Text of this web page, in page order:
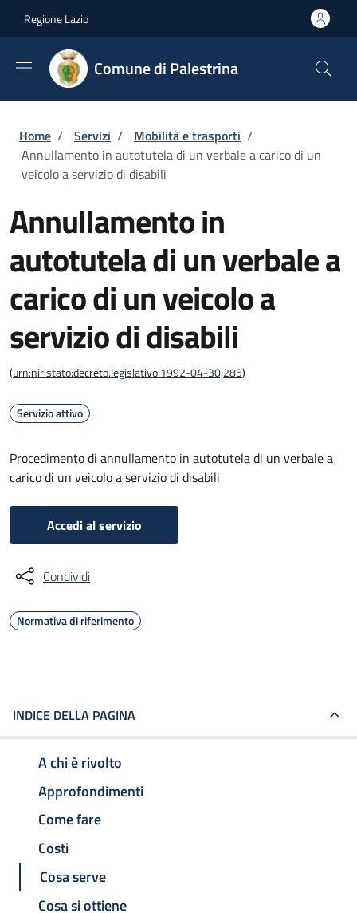
Regione Lazio
Comune di Palestrina
Briciole di pane
Home / Servizi / Mobilità e trasporti /
Annullamento in autotutela di un verbale a carico di un
veicolo a servizio di disabili
Annullamento in
autotutela di un verbale a
carico di un veicolo a
servizio di disabili
(urn:nir:stato:decreto.legislativo:1992-04-30;285)
Servizio attivo
Procedimento di annullamento in autotutela di un verbale a
carico di un veicolo a servizio di disabili
Accedi al servizio
Condividi
Normativa di riferimento
INDICE DELLA PAGINA
A chi è rivolto
Approfondimenti
Come fare
Costi
Cosa serve
Cosa si ottiene